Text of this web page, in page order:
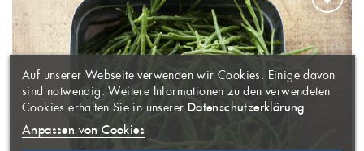
AUF MEINE
WUNSCHLISTE
×
((MODALTITLE)) ×
((confirmMessage))
WUNSCHLISTE
ERSTELLEN
×
Name der Wunschliste
ANMELDEN ×
Sie müssen angemeldet sein, um
Artikel Ihrer Wunschliste
hinzufügen zu können.
Auf unserer Webseite verwenden wir Cookies. Einige davon
sind notwendig. Weitere Informationen zu den verwendeten
Cookies erhalten Sie in unserer Datenschutzerklärung.
Anpassen von Cookies